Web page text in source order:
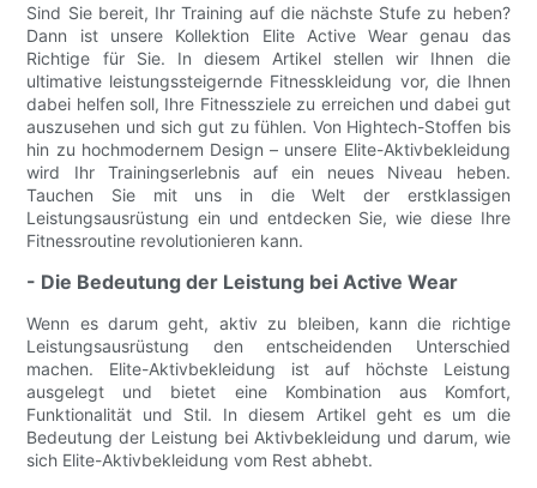
Sind Sie bereit, Ihr Training auf die nächste Stufe zu heben?
Dann ist unsere Kollektion Elite Active Wear genau das
Richtige für Sie. In diesem Artikel stellen wir Ihnen die
ultimative leistungssteigernde Fitnesskleidung vor, die Ihnen
dabei helfen soll, Ihre Fitnessziele zu erreichen und dabei gut
auszusehen und sich gut zu fühlen. Von Hightech-Stoffen bis
hin zu hochmodernem Design – unsere Elite-Aktivbekleidung
wird Ihr Trainingserlebnis auf ein neues Niveau heben.
Tauchen Sie mit uns in die Welt der erstklassigen
Leistungsausrüstung ein und entdecken Sie, wie diese Ihre
Fitnessroutine revolutionieren kann.
- Die Bedeutung der Leistung bei Active Wear
Wenn es darum geht, aktiv zu bleiben, kann die richtige
Leistungsausrüstung den entscheidenden Unterschied
machen. Elite-Aktivbekleidung ist auf höchste Leistung
ausgelegt und bietet eine Kombination aus Komfort,
Funktionalität und Stil. In diesem Artikel geht es um die
Bedeutung der Leistung bei Aktivbekleidung und darum, wie
sich Elite-Aktivbekleidung vom Rest abhebt.